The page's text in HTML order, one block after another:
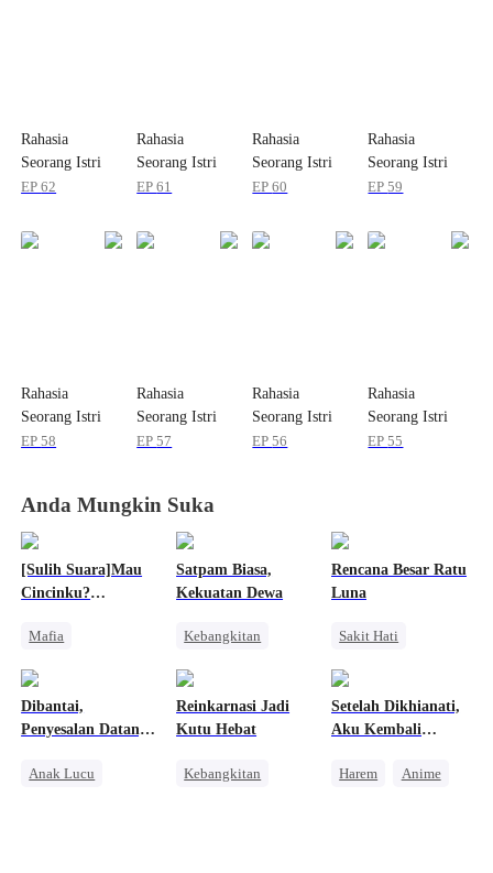
Rahasia
Seorang Istri
EP62
Rahasia
Seorang Istri
EP61
Rahasia
Seorang Istri
EP60
Rahasia
Seorang Istri
EP59
Rahasia
Seorang Istri
EP58
Rahasia
Seorang Istri
EP57
Rahasia
Seorang Istri
EP56
Rahasia
Seorang Istri
EP55
Anda Mungkin Suka
[Sulih Suara]Mau
Cincinku?
Mafia
Menghukum Mantan Jahat
Satpam Biasa,
Kekuatan Dewa
Kebangkitan
Rencana Besar Ratu
Luna
Sakit Hati
Penyesalan
Dibantai,
Penyesalan Datang
Anak Lucu
Reinkarnasi Jadi
Kutu Hebat
Kebangkitan
Setelah Dikhianati,
Aku Kembali
Harem
Anime